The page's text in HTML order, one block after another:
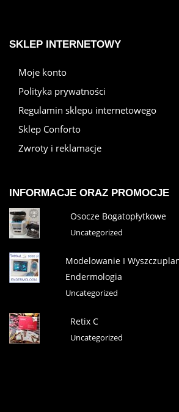
SKLEP INTERNETOWY
Moje konto
Polityka prywatności
Regulamin sklepu internetowego
Sklep Conforto
Zwroty i reklamacje
INFORMACJE ORAZ PROMOCJE
Osocze Bogatopłytkowe
Uncategorized
Modelowanie I
Endermologia
Uncategorized
Retix C
Uncategorized